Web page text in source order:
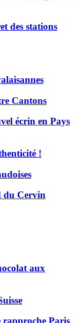
des stations
Cantons
écrin en Pays
!
du Cervin
aux